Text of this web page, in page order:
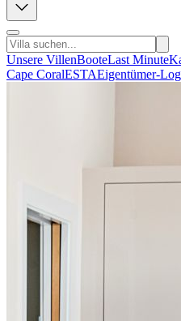
Unsere VillenBooteLast Minute
Cape CoralESTAEigentümer-